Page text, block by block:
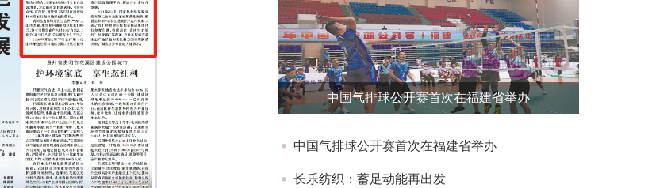
中国气排球公开赛首次在福建省举办
中国气排球公开赛首次在福建省举办
长乐纺织：蓄足动能再出发